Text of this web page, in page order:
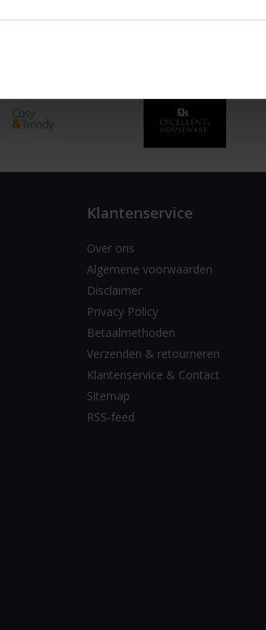
Klantenservice
Over ons
Algemene voorwaarden
Disclaimer
Privacy Policy
Betaalmethoden
Verzenden & retourneren
Klantenservice & Contact
Sitemap
RSS-feed